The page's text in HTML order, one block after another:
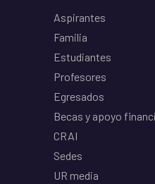
Aspirantes
Familia
Estudiantes
Profesores
Egresados
Becas y apoyo
CRAI
Sedes
UR media